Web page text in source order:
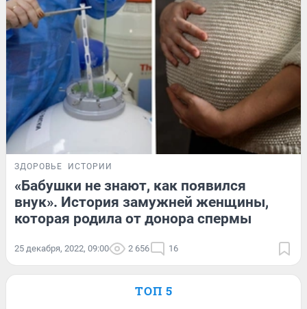
ЗДОРОВЬЕ ИСТОРИИ
«Бабушки не знают, как появился
внук». История замужней женщины,
которая родила от донора спермы
25 декабря, 2022, 09:00 2 656 16
ТОП 5